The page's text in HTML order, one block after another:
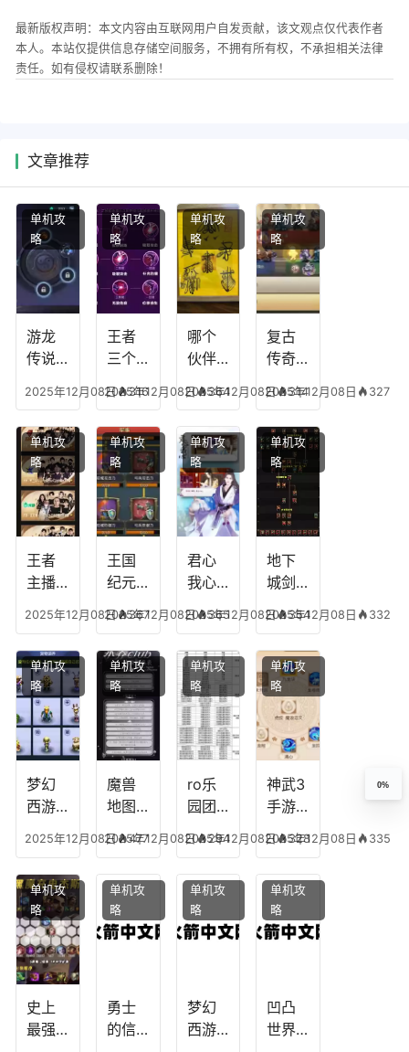
最新版权声明：本文内容由互联网用户自发贡献，该文观点仅代表作者
本人。本站仅提供信息存储空间服务，不拥有所有权，不承担相关法律
责任。如有侵权请联系删除！
文章推荐
游龙
传说
能，
游龙
传说
多少
级能
挖矿
2025年12月08日 316
单机攻
略
王者
三个
加
点，
王者
技能
可以
放三
个是
什么
模式
2025年12月08日 364
单机攻
略
哪个
伙伴
心符
技
能，
失心
符命
中后
附加
五雷
2025年12月08日 314
单机攻
略
复古
传奇
平民
搭配
阵
容，
复古
传奇
英雄
版哪
个组
合平
2025年12月08日 327
单机攻
略
王者
主播
搭
配，
王者
最强
的主
播
2025年12月08日 367
单机攻
略
王国
纪元
搭
配，
王国
纪元
最强
2025年12月08日 365
单机攻
略
君心
我心
宫攻
略，
君心
我心
剧情
文本
2025年12月08日 354
单机攻
略
地下
城剑
能加
点
图，
地下
城剑
神用
什么
装备
2025年12月08日 332
单机攻
略
梦幻
西游
凡，
梦幻
十二
生肖
2025年12月08日 477
单机攻
略
魔兽
地图
任务
攻
略，
魔兽
世界
2025年12月08日 294
单机攻
略
ro乐
园团
附
魔，
乐园
团装
备任
2025年12月08日 328
单机攻
略
神武3
手游
辅助
技能
加
点，
神武
龙宫
怎么
2025年12月08日 335
单机攻
略
史上
最强
单机攻
略
勇士
的信
单机攻
略
梦幻
西游
单机攻
略
凹凸
世界
单机攻
略
0%